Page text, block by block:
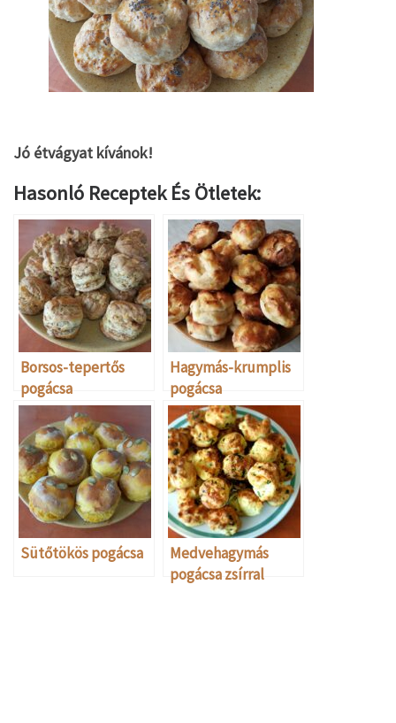
Jó étvágyat kívánok!
Hasonló Receptek És Ötletek:
Borsos-tepertős
pogácsa
Hagymás-krumplis
pogácsa
Sütőtökös pogácsa
Medvehagymás
pogácsa zsírral